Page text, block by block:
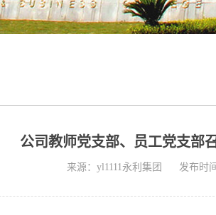
公司教师党支部、员工党支部
来源：yl1111永利集团 发布时